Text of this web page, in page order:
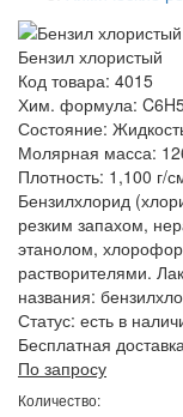
Бензил хлористый
Код товара: 4015
Хим. формула:
Состояние:
Молярная масса:
Плотность: 1,100 г/
Бензилхлорид
резким запахом,
этанолом,
растворителями.
названия:
Статус: есть в
Бесплатная
По запросу
Количество: